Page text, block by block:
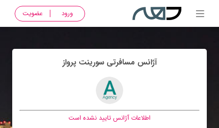
ورود عضویت
آژانس مسافرتی سورينت پرواز
اطلاعات آژانس تایید نشده است